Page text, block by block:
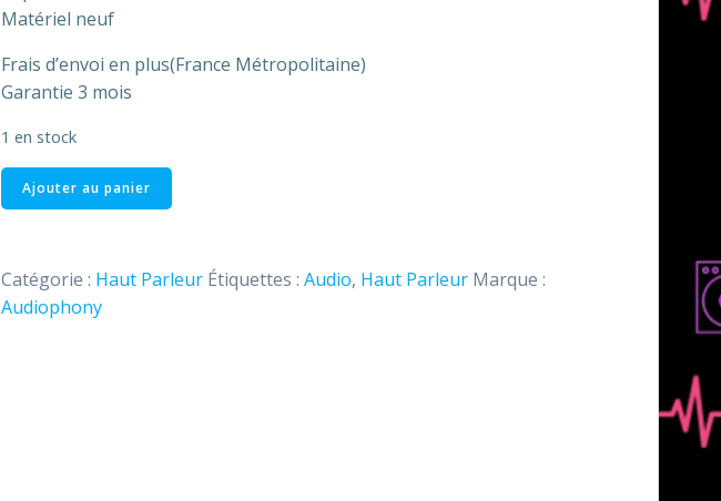
Matériel neuf
Frais d’envoi en plus(France Métropolitaine)
Garantie 3 mois
1 en stock
quantité
de
pouce
MDR
Ajouter au panier
Catégorie : Haut Parleur Étiquettes : Audio, Haut Parleur Marque :
Audiophony